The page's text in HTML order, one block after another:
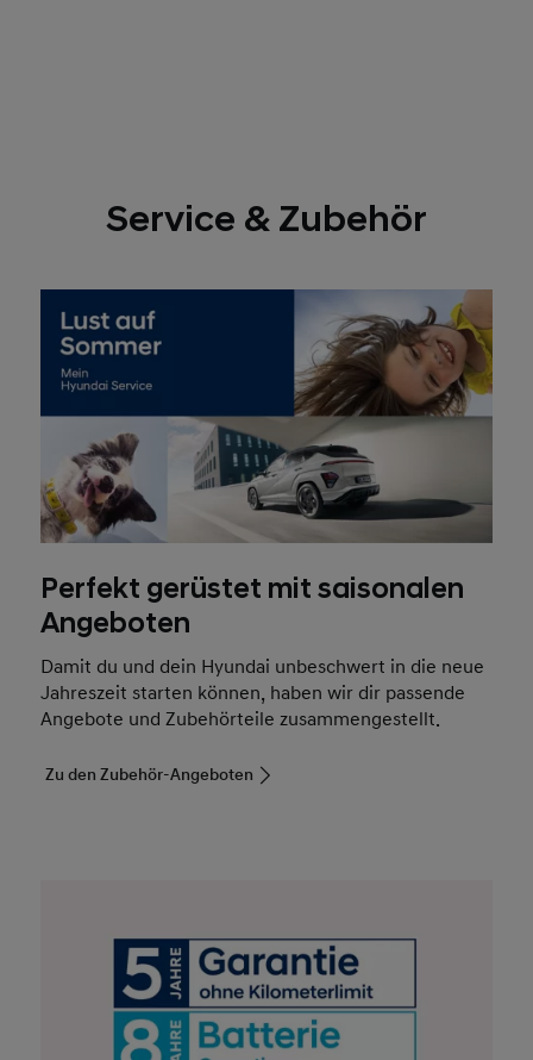
Perfekt gerüstet mit saisonalen
Angeboten
Damit du und dein Hyundai unbeschwert in die neue
Jahreszeit starten können, haben wir dir passende
Angebote und Zubehörteile zusammengestellt.
Zu den Zubehör-Angeboten